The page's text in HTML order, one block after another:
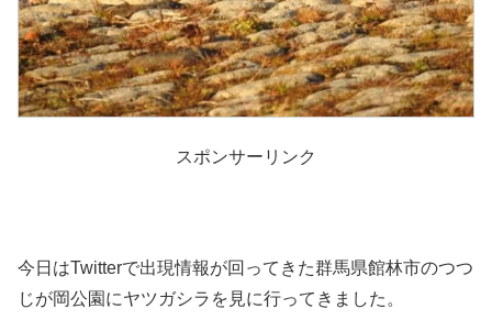
スポンサーリンク
今日はTwitterで出現情報が回ってきた群馬県館林市のつつ
じが岡公園にヤツガシラを見に行ってきました。